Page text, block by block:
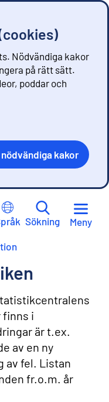
Nödvändiga kakor
på rätt sätt.
poddar och
nödvändiga kakor
Sökning Meny
finns i
är t.ex.
av en ny
av fel. Listan
fr.o.m. år